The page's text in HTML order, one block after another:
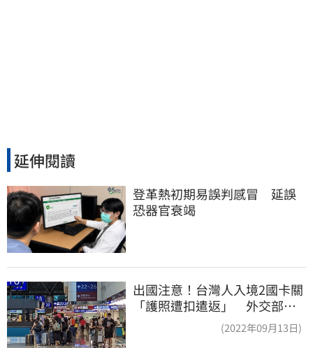
延伸閱讀
登革熱初期易誤判感冒　延誤
恐器官衰竭
出國注意！台灣人入境2國卡關
「護照遭扣遣返」 外交部證
(2022年09月13日)